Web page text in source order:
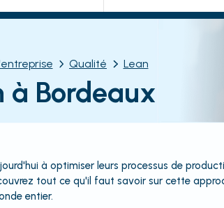
Qualité Lean
à Bordeaux
à optimiser leurs processus de
tout ce qu'il faut savoir sur cette
entier.